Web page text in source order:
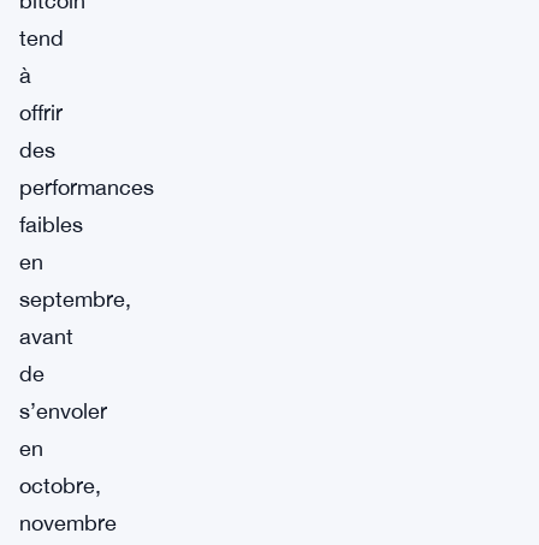
tend
à
offrir
des
performances
faibles
en
septembre,
avant
de
s’envoler
en
octobre,
novembre